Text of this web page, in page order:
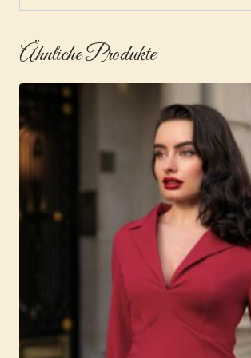
Ähnliche Produkte